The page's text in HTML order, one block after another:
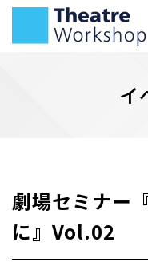
イ
劇場セミナー
に』Vol.02